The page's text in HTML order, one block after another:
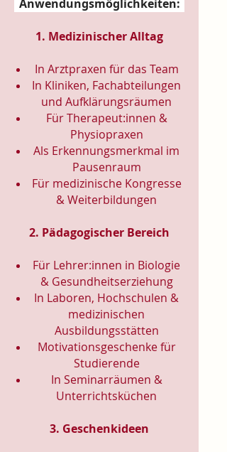
Anwendungsmöglichkeiten:
1. Medizinischer Alltag
In Arztpraxen für das Team
In Kliniken, Fachabteilungen
und Aufklärungsräumen
Für Therapeut:innen &
Physiopraxen
Als Erkennungsmerkmal im
Pausenraum
Für medizinische Kongresse
& Weiterbildungen
2. Pädagogischer Bereich
Für Lehrer:innen in Biologie
& Gesundheitserziehung
In Laboren, Hochschulen &
medizinischen
Ausbildungsstätten
Motivationsgeschenke für
Studierende
In Seminarräumen &
Unterrichtsküchen
3. Geschenkideen